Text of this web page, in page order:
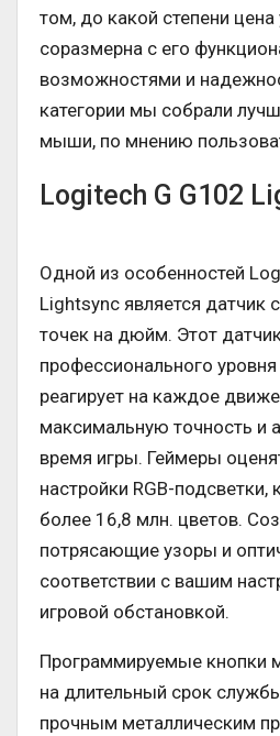
том, до какой степени цена
соразмерна с его
возможностями и
категории мы собрали
мыши, по мнению
Logitech G G102
Одной из особенностей
Lightsync является датчик
точек на дюйм. Этот
профессионального
реагирует на каждое
максимальную точность и
время игры. Геймеры
настройки RGB-подсветки,
более 16,8 млн. цветов.
потрясающие узоры и
соответствии с вашим
игровой обстановкой.
Программируемые кнопки
на длительный срок
прочным металлическим